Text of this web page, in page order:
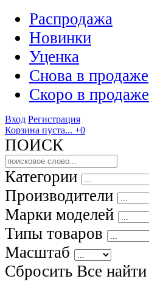
Распродажа
Новинки
Уценка
Снова в продаже
Скоро в продаже
Вход Регистрация
Корзина пуста... +0
ПОИСК
Категории
Производители
Марки моделей
Типы товаров
Масштаб
Сбросить Все найти